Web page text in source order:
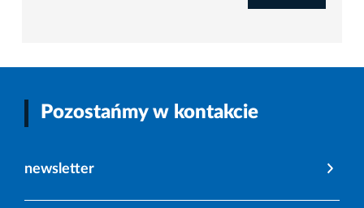
Pozostańmy w kontakcie
newsletter